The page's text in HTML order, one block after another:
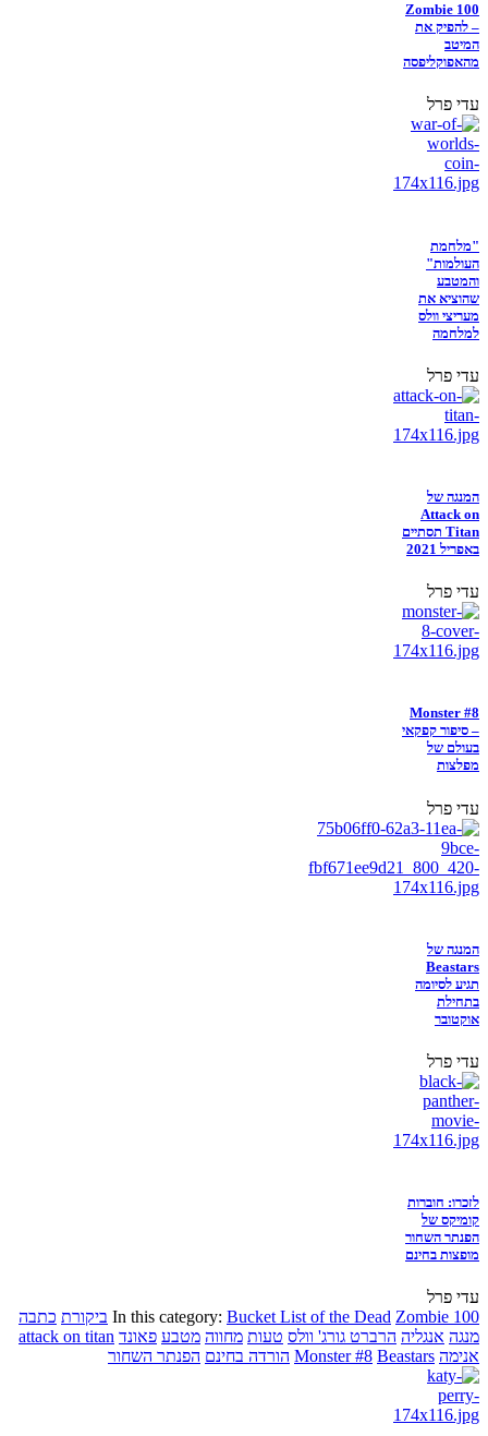
Zombie 100
– להפיק את
המיטב
מהאפוקליפסה
עדי פרל
"מלחמת
העולמות"
והמטבע
שהוציא את
מעריצי וולס
למלחמה
עדי פרל
המנגה של
Attack on
Titan תסתיים
באפריל 2021
עדי פרל
Monster #8
– סיפור קפקאי
בעולם של
מפלצות
עדי פרל
המנגה של
Beastars
תגיע לסיומה
בתחילת
אוקטובר
עדי פרל
לזכרו: חוברות
קומיקס של
הפנתר השחור
מופצות בחינם
עדי פרל
In this category: Bucket List of the Dead Zombie 100 ביקורת כתבה
מנגה אנגליה הרברט גורג' וולס טעות מחווה מטבע פאונד attack on titan
אנימה
Monster #8 Beastars הורדה בחינם הפנתר השחור